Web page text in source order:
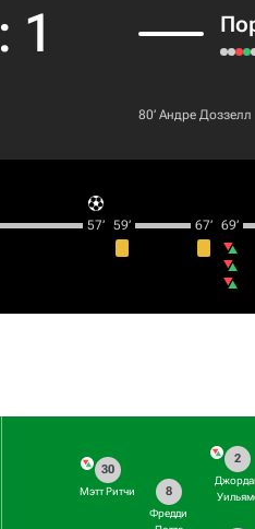
: 1
80‎’‎ Андре Доззелл
57‎’‎ 59‎’‎ 67‎’‎ 69‎’‎
2
8
Фредди
30
Мэтт Ритчи